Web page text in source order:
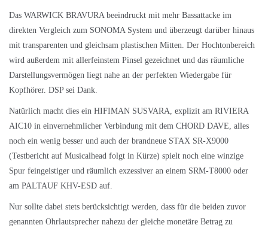
Das WARWICK BRAVURA beeindruckt mit mehr Bassattacke im
direkten Vergleich zum SONOMA System und überzeugt darüber hinaus
mit transparenten und gleichsam plastischen Mitten. Der Hochtonbereich
wird außerdem mit allerfeinstem Pinsel gezeichnet und das räumliche
Darstellungsvermögen liegt nahe an der perfekten Wiedergabe für
Kopfhörer. DSP sei Dank.
Natürlich macht dies ein HIFIMAN SUSVARA, explizit am RIVIERA
AIC10 in einvernehmlicher Verbindung mit dem CHORD DAVE, alles
noch ein wenig besser und auch der brandneue STAX SR-X9000
(Testbericht auf Musicalhead folgt in Kürze) spielt noch eine winzige
Spur feingeistiger und räumlich exzessiver an einem SRM-T8000 oder
am PALTAUF KHV-ESD auf.
Nur sollte dabei stets berücksichtigt werden, dass für die beiden zuvor
genannten Ohrlautsprecher nahezu der gleiche monetäre Betrag zu